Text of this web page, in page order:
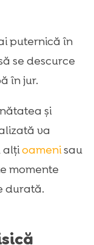
puternică în
se descurce
în jur.
și
va
alțioamenisau
momente
durată.